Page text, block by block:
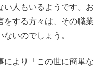
人もいるようです。お
する方々は、その職業
いのでしょう。
により「この世に簡単な